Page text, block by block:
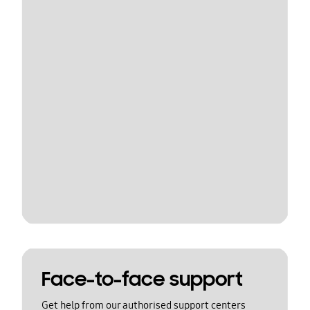
Face-to-face support
Get help from our authorised support centers